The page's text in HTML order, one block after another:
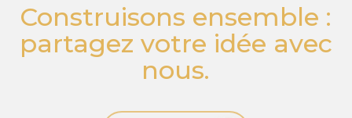
Construisons ensemble :
partagez votre idée avec
nous.